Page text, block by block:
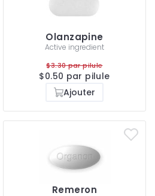
Olanzapine
Active ingredient
$3.30 par pilule
$0.50 par pilule
Ajouter
Remeron